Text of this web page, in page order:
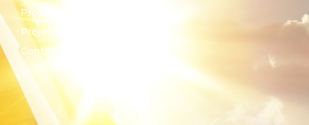
Produtos
Projetos
Contato